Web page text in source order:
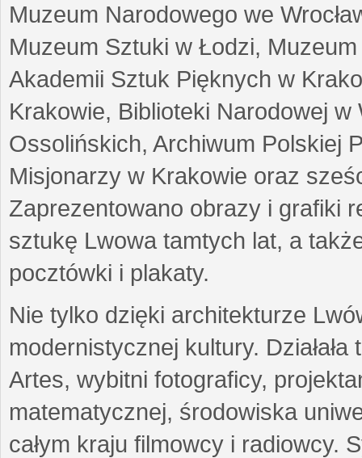
Muzeum Narodowego we
Muzeum Sztuki w Łodzi,
Akademii Sztuk Pięknych w
Krakowie, Biblioteki Narodowej
Ossolińskich, Archiwum Polskiej
Misjonarzy w Krakowie oraz
Zaprezentowano obrazy i grafiki
sztukę Lwowa tamtych lat, a
pocztówki i plakaty.
Nie tylko dzięki architekturze
modernistycznej kultury.
Artes, wybitni fotograficy,
matematycznej, środowiska
całym kraju filmowcy i radiowcy.